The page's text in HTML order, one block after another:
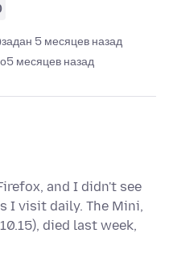
задан 5 месяцев назад
5 месяцев назад
and I didn't see
I visit daily. The Mini,
died last week,